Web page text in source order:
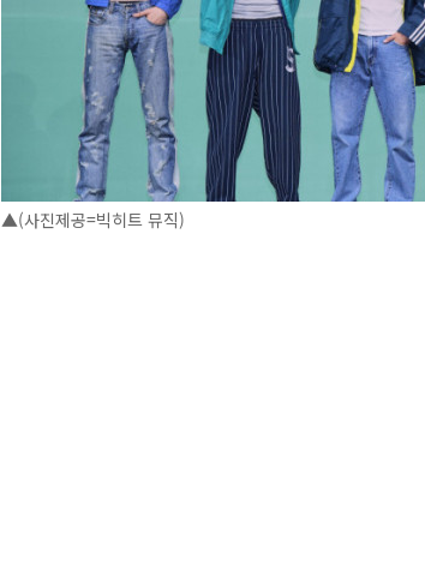
▲(사진제공=빅히트 뮤직)